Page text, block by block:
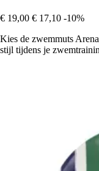
€ 19,00 € 17,10 -10%
Kies de zwemmuts
stijl tijdens je